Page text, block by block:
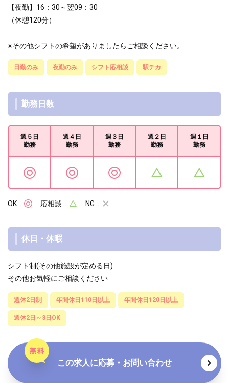
【夜勤】16：30～翌09：30
（休憩120分）
※その他シフトの希望がありましたらご相談ください。
日勤のみ 夜勤のみ シフト応相談 駅チカ
勤務日数
週５日
勤務
週４日
勤務
週３日
勤務
週２日
勤務
週１日
勤務
OK … 応相談 … NG …
休日・休暇
シフト制(その他施設が定める日)
その他お気軽にご相談ください
週休2日制 年間休日110日以上 年間休日120日以上
週休2日～3日OK
この求人に応募・お問い合わせ